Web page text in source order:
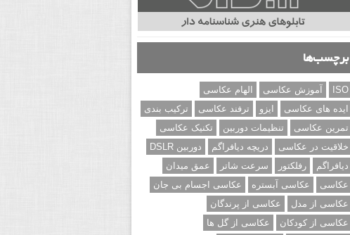
برچسب‌ها
ISO آموزش عکاسی
الهام عکاسی
ایده های عکاسی
ایزو ترفند عکاسی
ترکیب بندی
تمرین عکاسی
تنظیمات دوربین
تکنیک عکاسی
خلاقیت در عکاسی
دریچه دیافراگم
دوربین DSLR
دیافراگم
رفلکتور سرعت شاتر
عمق میدان
عکاسی
عکاسی آبستره
عکاسی اجسام بی جان
عکاسی از مدل
عکاسی از پرندگان
عکاسی از کودکان
عکاسی از گل ها